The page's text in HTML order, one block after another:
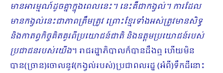
មានអារម្មណ៍ដូចគ្នាក្នុងពេលនេះ។ នេះគឺជាកង្វល់។ ការដែល
មានកង្វល់នេះជាភាពត្រឹមត្រូវ ព្រោះខ្មែរទាំងអស់ត្រូវមានសិទ្ធ
និងកាតព្វកិច្ចគិតគូរពីប្រយោជន៍ជាតិ និងឧត្ដមប្រយោជន៍របស់
ប្រជាជនរបស់យើង។ រាជរដ្ឋាភិបាលក៏បានដឹងឮ ហើយមិន
បាន(ច្រាន)ចោលនូវ(កង្វល់របស់)ប្រជាពលរដ្ឋ (អំពី)ទឹកដីនោះ